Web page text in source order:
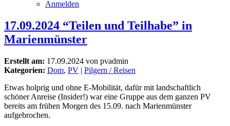
Anmelden
17.09.2024 “Teilen und Teilhabe” in
Marienmünster
Erstellt am: 17.09.2024 von pvadmin
Kategorien: Dom, PV | Pilgern / Reisen
Etwas holprig und ohne E-Mobilität, dafür mit landschaftlich
schöner Anreise (Insider!) war eine Gruppe aus dem ganzen PV
bereits am frühen Morgen des 15.09. nach Marienmünster
aufgebrochen.